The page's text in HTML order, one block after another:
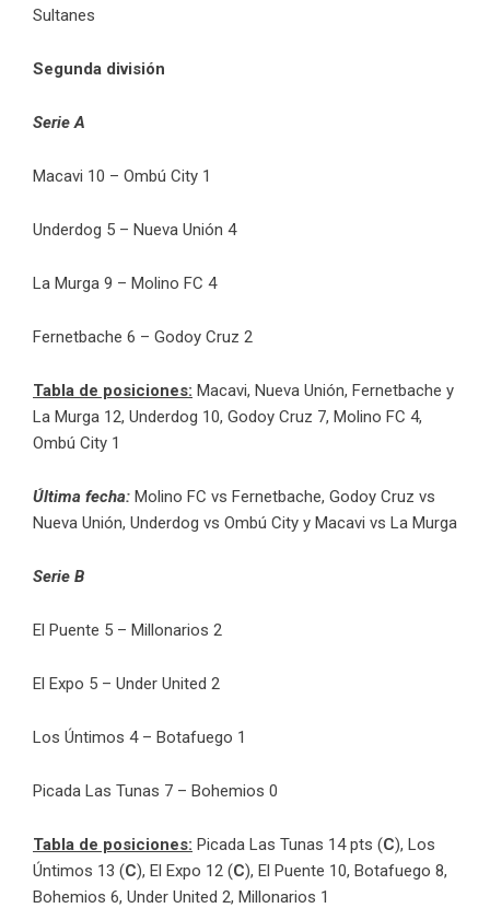
Sultanes
Segunda división
Serie A
Macavi 10 – Ombú City 1
Underdog 5 – Nueva Unión 4
La Murga 9 – Molino FC 4
Fernetbache 6 – Godoy Cruz 2
Tabla de posiciones: Macavi, Nueva Unión, Fernetbache y
La Murga 12, Underdog 10, Godoy Cruz 7, Molino FC 4,
Ombú City 1
Última fecha: Molino FC vs Fernetbache, Godoy Cruz vs
Nueva Unión, Underdog vs Ombú City y Macavi vs La Murga
Serie B
El Puente 5 – Millonarios 2
El Expo 5 – Under United 2
Los Úntimos 4 – Botafuego 1
Picada Las Tunas 7 – Bohemios 0
Tabla de posiciones: Picada Las Tunas 14 pts (C), Los
Úntimos 13 (C), El Expo 12 (C), El Puente 10, Botafuego 8,
Bohemios 6, Under United 2, Millonarios 1